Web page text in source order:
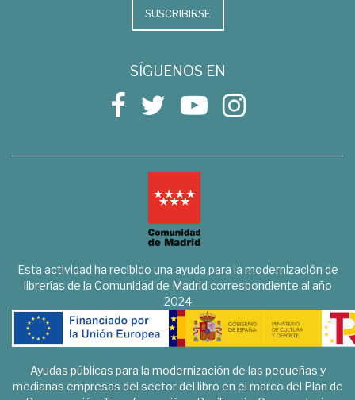
SUSCRIBIRSE
SÍGUENOS EN
Esta actividad ha recibido una ayuda para la modernización de
librerías de la Comunidad de Madrid correspondiente al año
2024
Ayudas públicas para la modernización de las pequeñas y
medianas empresas del sector del libro en el marco del Plan de